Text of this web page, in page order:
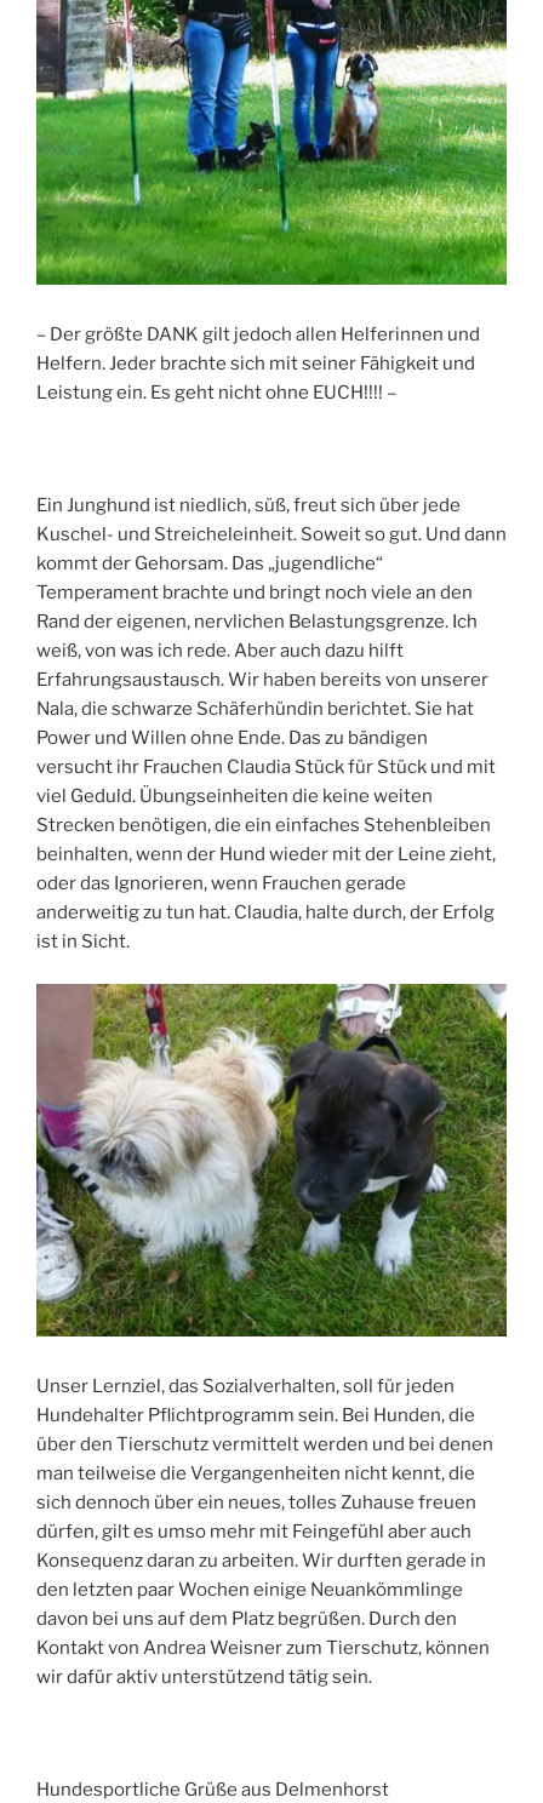
– Der größte DANK gilt jedoch allen Helferinnen und
Helfern. Jeder brachte sich mit seiner Fähigkeit und
Leistung ein. Es geht nicht ohne EUCH!!!! –
Ein Junghund ist niedlich, süß, freut sich über jede
Kuschel- und Streicheleinheit. Soweit so gut. Und dann
kommt der Gehorsam. Das „jugendliche“
Temperament brachte und bringt noch viele an den
Rand der eigenen, nervlichen Belastungsgrenze. Ich
weiß, von was ich rede. Aber auch dazu hilft
Erfahrungsaustausch. Wir haben bereits von unserer
Nala, die schwarze Schäferhündin berichtet. Sie hat
Power und Willen ohne Ende. Das zu bändigen
versucht ihr Frauchen Claudia Stück für Stück und mit
viel Geduld. Übungseinheiten die keine weiten
Strecken benötigen, die ein einfaches Stehenbleiben
beinhalten, wenn der Hund wieder mit der Leine zieht,
oder das Ignorieren, wenn Frauchen gerade
anderweitig zu tun hat. Claudia, halte durch, der Erfolg
ist in Sicht.
Unser Lernziel, das Sozialverhalten, soll für jeden
Hundehalter Pflichtprogramm sein. Bei Hunden, die
über den Tierschutz vermittelt werden und bei denen
man teilweise die Vergangenheiten nicht kennt, die
sich dennoch über ein neues, tolles Zuhause freuen
dürfen, gilt es umso mehr mit Feingefühl aber auch
Konsequenz daran zu arbeiten. Wir durften gerade in
den letzten paar Wochen einige Neuankömmlinge
davon bei uns auf dem Platz begrüßen. Durch den
Kontakt von Andrea Weisner zum Tierschutz, können
wir dafür aktiv unterstützend tätig sein.
Hundesportliche Grüße aus Delmenhorst